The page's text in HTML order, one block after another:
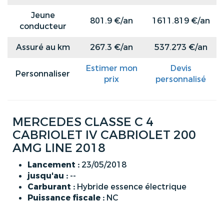
Jeune
conducteur
801.9 €/an 1611.819 €/an
Assuré au km 267.3 €/an 537.273 €/an
Personnaliser
Estimer mon
prix
Devis
personnalisé
MERCEDES CLASSE C 4
CABRIOLET IV CABRIOLET 200
AMG LINE 2018
Lancement : 23/05/2018
jusqu'au : --
Carburant : Hybride essence électrique
Puissance fiscale : NC